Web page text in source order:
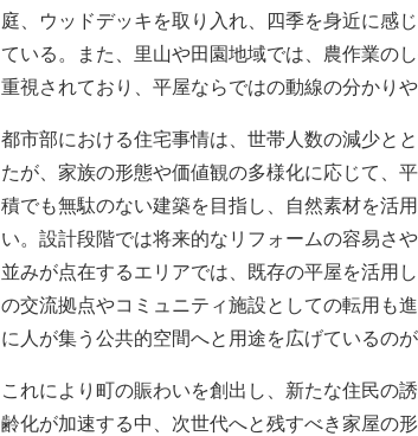
庭、ウッドデッキを取り入れ、四季を身近に感
ている。また、里山や田園地域では、農作業の
重視されており、平屋ならではの動線の分かり
都市部における住宅事情は、世帯人数の減少と
たが、家族の形態や価値観の多様化に応じて、
積でも無駄のない建築を目指し、自然素材を活
い。設計段階では将来的なリフォームの容易さ
並みが点在するエリアでは、既存の平屋を活用
の交流拠点やコミュニティ施設としての転用も
に人が集う公共的空間へと用途を広げているのが
これにより町の賑わいを創出し、新たな住民の
齢化が加速する中、次世代へと残すべき家屋の